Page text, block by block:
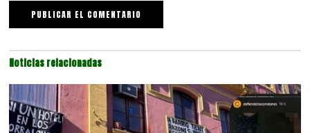
Noticias relacionadas